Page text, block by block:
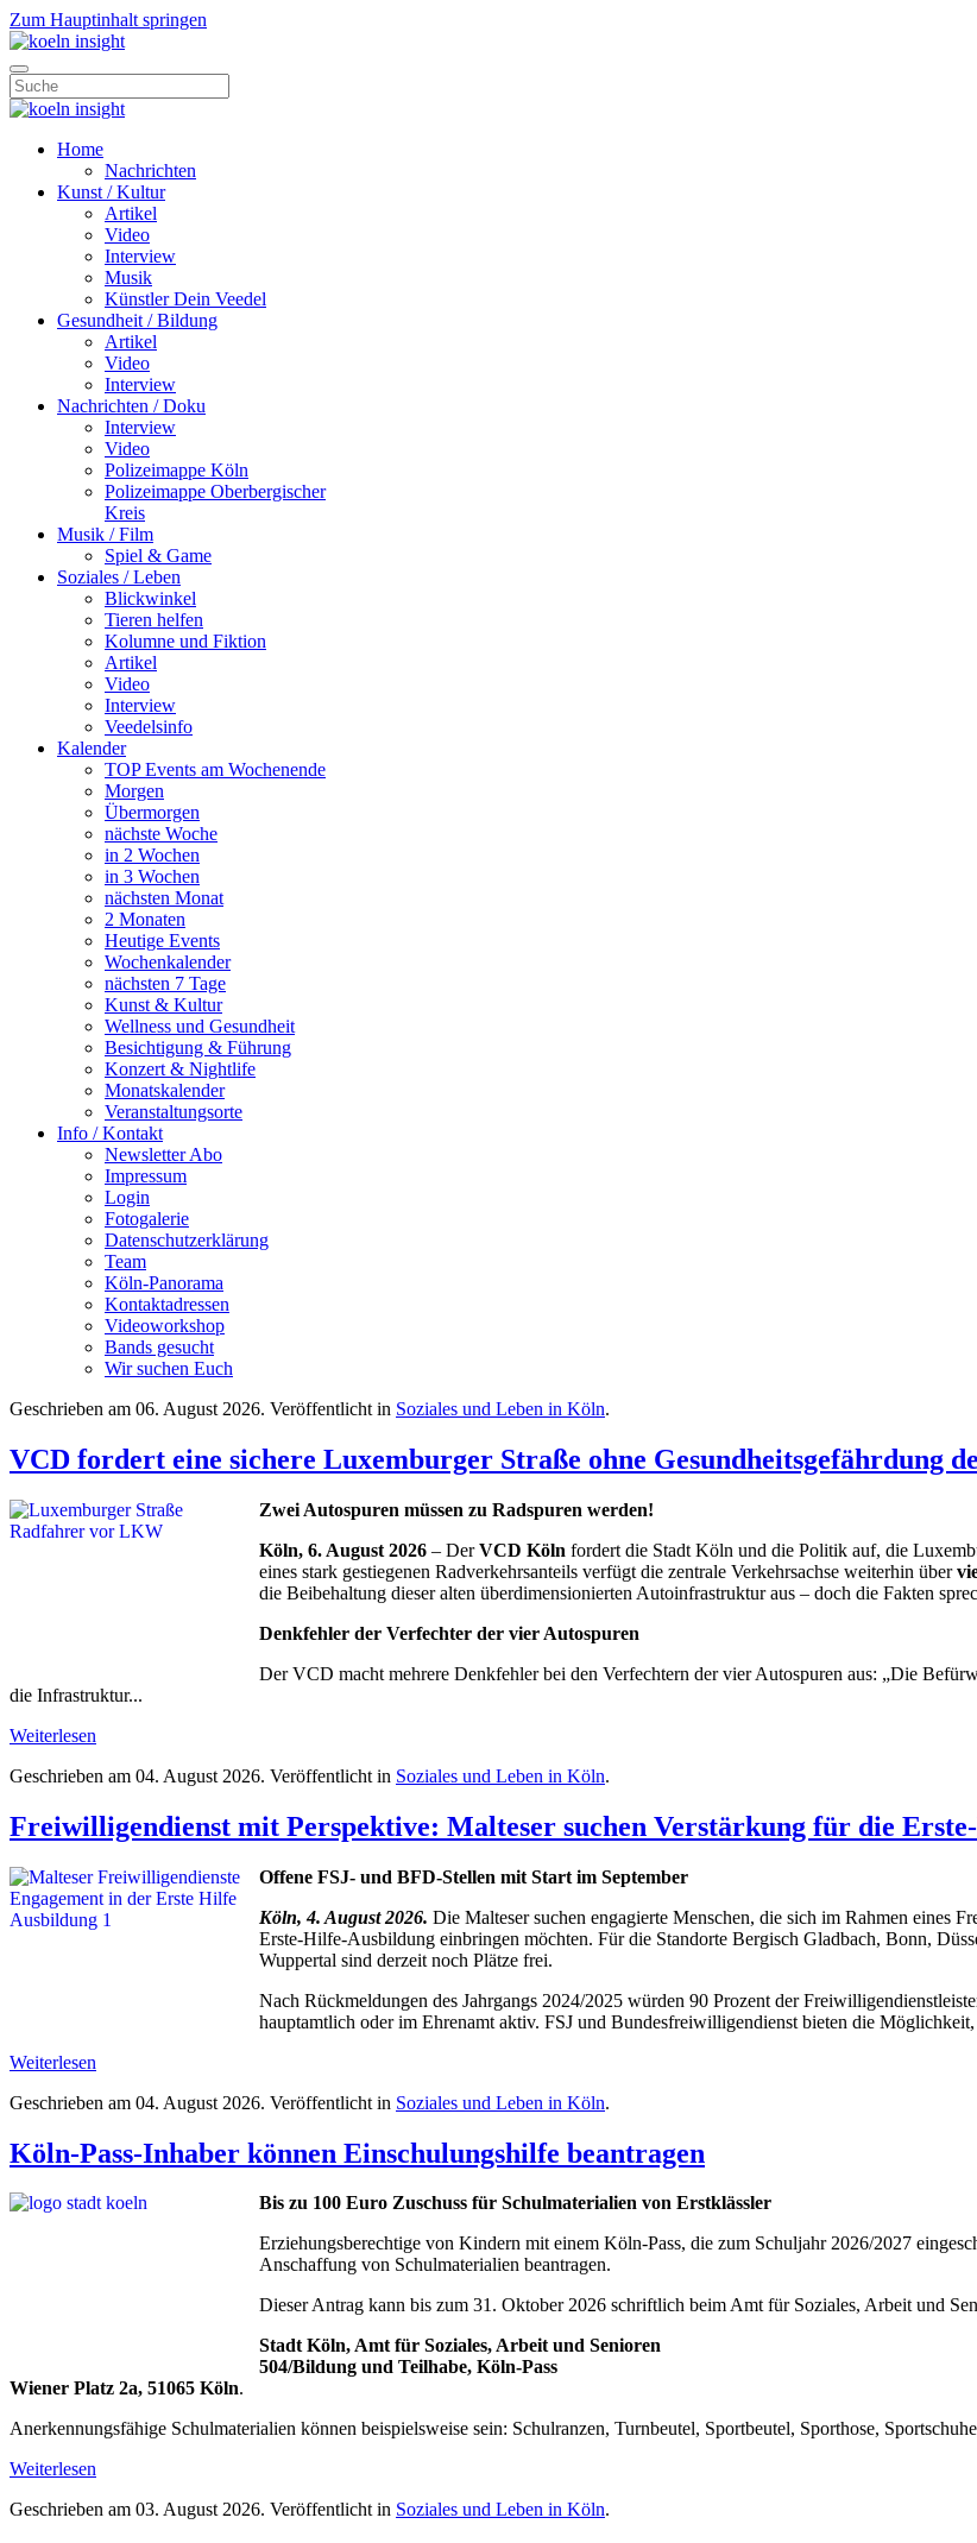
Zum Hauptinhalt springen
Home
Nachrichten
Kunst / Kultur
Artikel
Video
Interview
Musik
Künstler Dein Veedel
Gesundheit / Bildung
Artikel
Video
Interview
Nachrichten / Doku
Interview
Video
Polizeimappe Köln
Polizeimappe Oberbergischer
Kreis
Musik / Film
Spiel & Game
Soziales / Leben
Blickwinkel
Tieren helfen
Kolumne und Fiktion
Artikel
Video
Interview
Veedelsinfo
Kalender
TOP Events am Wochenende
Morgen
Übermorgen
nächste Woche
in 2 Wochen
in 3 Wochen
nächsten Monat
2 Monaten
Heutige Events
Wochenkalender
nächsten 7 Tage
Kunst & Kultur
Wellness und Gesundheit
Besichtigung & Führung
Konzert & Nightlife
Monatskalender
Veranstaltungsorte
Info / Kontakt
Newsletter Abo
Impressum
Login
Fotogalerie
Datenschutzerklärung
Team
Köln-Panorama
Kontaktadressen
Videoworkshop
Bands gesucht
Wir suchen Euch
Geschrieben am 06. August 2026. Veröffentlicht in Soziales und Leben in Köln.
VCD fordert eine sichere Luxemburger Straße ohne Gesundheitsgefährdung
Zwei Autospuren müssen zu Radspuren werden!
Köln, 6. August 2026 – DerVCD Köln fordert die Stadt Köln und die Politik auf, die
eines stark gestiegenen Radverkehrsanteils verfügt die zentrale Verkehrsachse weiterhin über
die Beibehaltung dieser alten überdimensionierten Autoinfrastruktur aus – doch die Fakten
Denkfehler der Verfechter der vier Autospuren
Der VCD macht mehrere Denkfehler bei den Verfechtern der vier Autospuren aus: „Die
die Infrastruktur...
Weiterlesen
Geschrieben am 04. August 2026. Veröffentlicht in Soziales und Leben in Köln.
Freiwilligendienst mit Perspektive: Malteser suchen Verstärkung für die
Offene FSJ- und BFD-Stellen mit Start im September
Köln, 4. August 2026. Die Malteser suchen engagierte Menschen, die sich im Rahmen eines
Erste-Hilfe-Ausbildung einbringen möchten. Für die Standorte Bergisch Gladbach, Bonn,
Wuppertal sind derzeit noch Plätze frei.
Nach Rückmeldungen des Jahrgangs 2024/2025 würden 90 Prozent der
hauptamtlich oder im Ehrenamt aktiv. FSJ und Bundesfreiwilligendienst bieten die
Weiterlesen
Geschrieben am 04. August 2026. Veröffentlicht in Soziales und Leben in Köln.
Köln-Pass-Inhaber können Einschulungshilfe beantragen
Bis zu 100 Euro Zuschuss für Schulmaterialien von Erstklässler
Erziehungsberechtige von Kindern mit einem Köln-Pass, die zum Schuljahr 2026/2027
Anschaffung von Schulmaterialien beantragen.
Dieser Antrag kann bis zum 31. Oktober 2026 schriftlich beim Amt für Soziales, Arbeit und
Stadt Köln, Amt für Soziales, Arbeit und Senioren
504/Bildung und Teilhabe, Köln-Pass
Wiener Platz 2a, 51065 Köln.
Anerkennungsfähige Schulmaterialien können beispielsweise sein: Schulranzen, Turnbeutel, Sportbeutel, Sporthose,
Weiterlesen
Geschrieben am 03. August 2026. Veröffentlicht in Soziales und Leben in Köln.